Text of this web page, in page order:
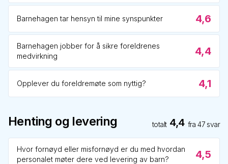
Barnehagen tar hensyn til mine synspunkter 4,6
Barnehagen jobber for å sikre foreldrenes
medvirkning
4,4
Opplever du foreldremøte som nyttig? 4,1
Henting og levering totalt 4,4 fra47 svar
Hvor fornøyd eller misfornøyd er du med hvordan
personalet møter dere ved levering av barn?
4,5